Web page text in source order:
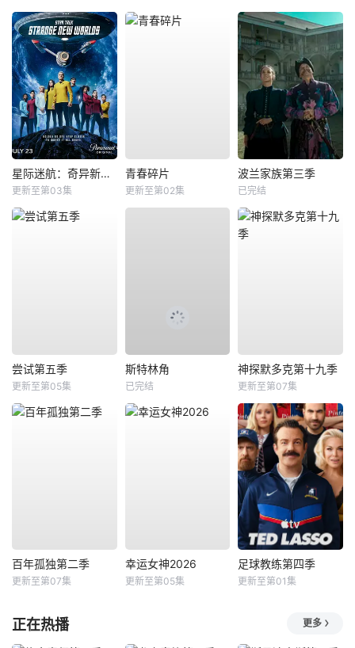
星际迷航：奇异新世界第四季
更新至第03集
青春碎片
更新至第02集
波兰家族第三季
已完结
尝试第五季
更新至第05集
斯特林角
已完结
神探默多克第十九季
更新至第07集
百年孤独第二季
更新至第07集
幸运女神2026
更新至第05集
足球教练第四季
更新至第01集
正在热播 更多